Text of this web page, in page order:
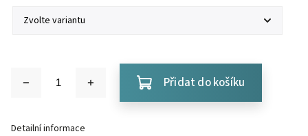
Přidat do košíku
Detailní informace